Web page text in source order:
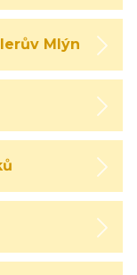
Mlýn